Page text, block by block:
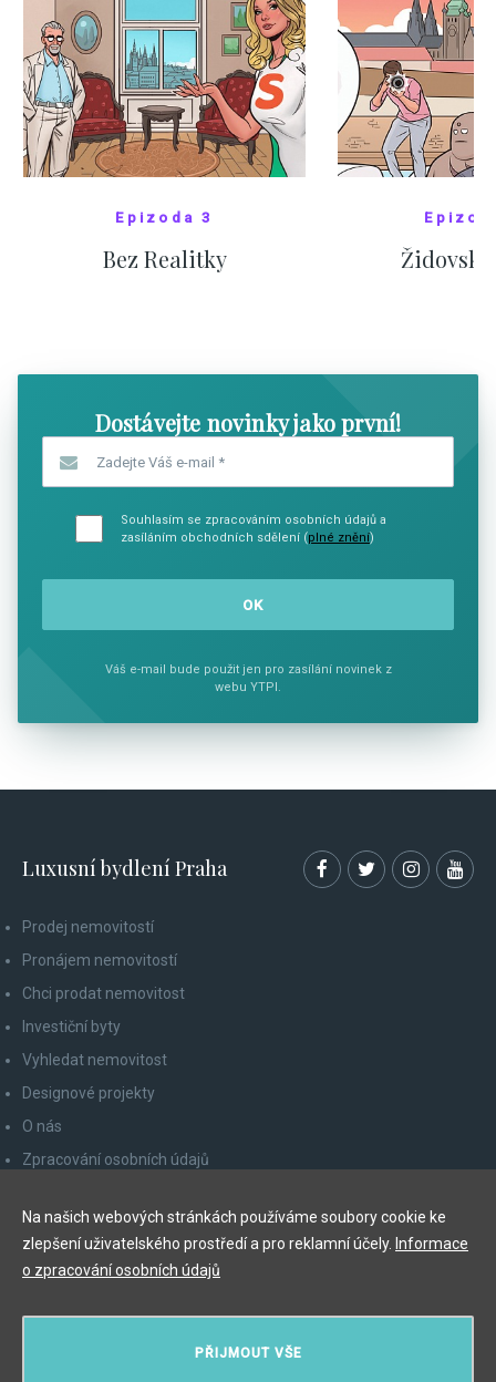
Epizoda 3
Bez Realitky
Dostávejte novinky jako první!
Souhlasím se zpracováním osobních údajů a
zasíláním obchodních sdělení (plné znění)
Váš e-mail bude použit jen pro zasílání novinek z
webu YTPI.
Luxusní bydlení Praha
Prodej nemovitostí
Pronájem nemovitostí
Chci prodat nemovitost
Investiční byty
Vyhledat nemovitost
Designové projekty
O nás
Zpracování osobních údajů
Odhlášení z newsletteru
PŘIJMOUT VŠE
Na našich webových stránkách používáme soubory cookie ke
zlepšení uživatelského prostředí a pro reklamní účely. Informace
o zpracování osobních údajů